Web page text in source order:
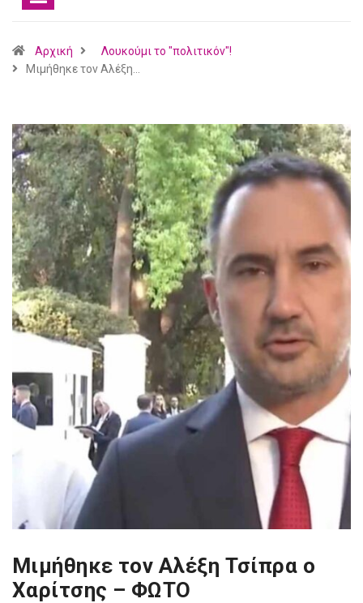
Αρχική
Λουκούμι το "πολιτικόν"!
Μιμήθηκε τον Αλέξη…
Μιμήθηκε τον Αλέξη Τσίπρα ο
Χαρίτσης – ΦΩΤΟ